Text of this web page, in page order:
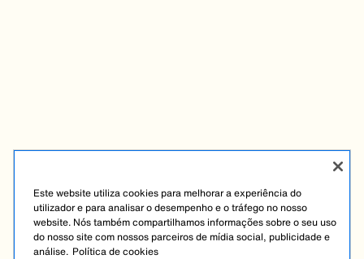
Este website utiliza cookies para melhorar a experiência do
utilizador e para analisar o desempenho e o tráfego no nosso
website. Nós também compartilhamos informações sobre o seu uso
do nosso site com nossos parceiros de mídia social, publicidade e
análise. Política de cookies